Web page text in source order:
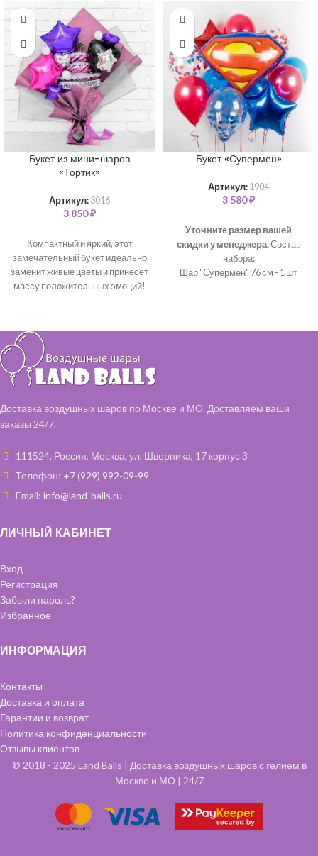
Букет из мини-шаров
«Тортик»
Артикул: 3016
3 850₽
Компактный и яркий, этот
замечательный букет идеально
заменит живые цветы и принесет
массу положительных эмоций!
Букет «Супермен»
Артикул: 1904
3 580₽
Уточните размер вашей
скидки у менеджера.Состав
набора:
Шар "Супермен" 76 см - 1 шт
Доставка воздушных шаров по Москве и МО. Доставляем ваши
заказы 24/7.
111524, Россия, Москва, ул. Шверника, 17 корпус 3
Телефон: +7 (929) 992-09-99
Email: info@land-balls.ru
ЛИЧНЫЙ КАБИНЕТ
Вход
Регистрация
Забыли пароль?
Избранное
ИНФОРМАЦИЯ
Контакты
Доставка и оплата
Гарантии и возврат
Политика конфиденциальности
Отзывы клиентов
© 2018 - 2025 Land Balls | Доставка воздушных шаров с гелием в
Москве и МО | 24/7